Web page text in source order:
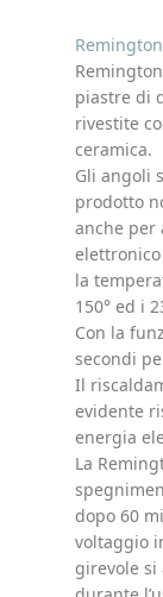
piastre di
rivestite
ceramica.
Gli angoli
prodotto
anche per
la
150° ed i
Con la
secondi
Il
evidente
energia
La
dopo 60
voltaggio
girevole si